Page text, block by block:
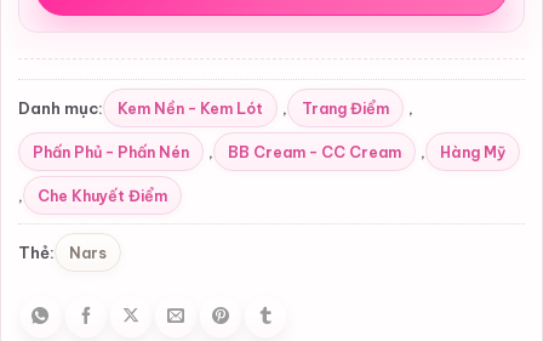
Danh mục: Kem Nền - Kem Lót , Trang Điểm ,
Phấn Phủ - Phấn Nén , BB Cream - CC Cream , Hàng Mỹ
, Che Khuyết Điểm
Thẻ: Nars